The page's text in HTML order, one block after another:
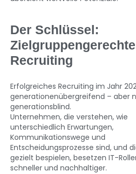
Der Schlüssel:
Recruiting
Erfolgreiches Recruiting im Jahr
generationenübergreifend – aber
generationsblind.
Unternehmen, die verstehen, wie
unterschiedlich Erwartungen,
Kommunikationswege und
Entscheidungsprozesse sind, und
gezielt bespielen, besetzen IT-
schneller und nachhaltiger.